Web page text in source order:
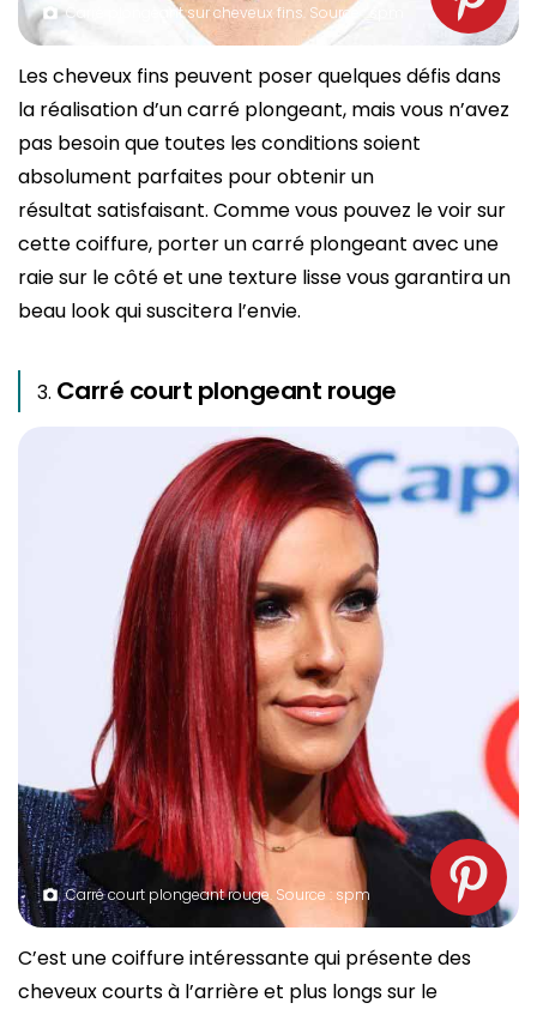
Carré plongeant sur cheveux fins. Source : spm
Les cheveux fins peuvent poser quelques défis dans
la réalisation d’un carré plongeant, mais vous n’avez
pas besoin que toutes les conditions soient
absolument parfaites pour obtenir un
résultat satisfaisant. Comme vous pouvez le voir sur
cette coiffure, porter un carré plongeant avec une
raie sur le côté et une texture lisse vous garantira un
beau look qui suscitera l’envie.
Carré court plongeant rouge
Carré court plongeant rouge. Source : spm
C’est une coiffure intéressante qui présente des
cheveux courts à l’arrière et plus longs sur le